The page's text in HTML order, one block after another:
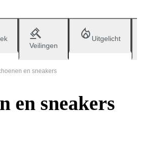
Veilingen
Uitgelicht
en sneakers
en sneakers